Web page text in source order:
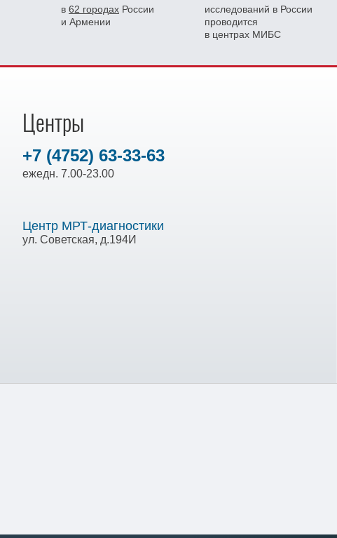
в 62 городах России
и Армении
исследований в России
проводится
в центрах МИБС
Центры
+7 (4752) 63-33-63
ежедн. 7.00-23.00
Центр МРТ-диагностики
ул. Советская, д.194И